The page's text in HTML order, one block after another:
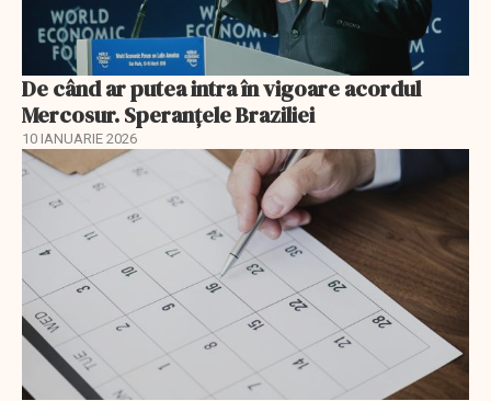
De când ar putea intra în vigoare acordul
Mercosur. Speranțele Braziliei
10 IANUARIE 2026